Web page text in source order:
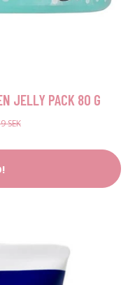
JELLY PACK 80 G
SEK